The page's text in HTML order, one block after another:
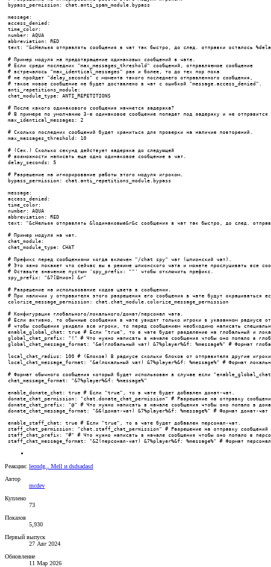
Реакции: leondg. Mell и dsdsadasd
Автор
mcdev
Куплено
73
Показов
5,930
Первый выпуск
27 Авг 2024
Обновление
11 Мар 2026